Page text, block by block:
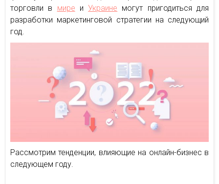
торговли в мире иУкраине могут пригодиться для
разработки маркетинговой стратегии на следующий
год.
Рассмотрим тенденции, влияющие на онлайн-бизнес в
следующем году.